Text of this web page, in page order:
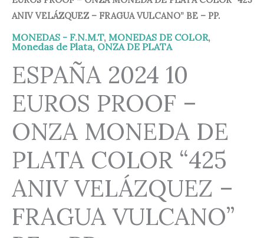
ANIV VELÁZQUEZ – FRAGUA VULCANO” BE – PP.
MONEDAS - F.N.M.T, MONEDAS DE COLOR,
Monedas de Plata, ONZA DE PLATA
ESPAÑA 2024 10
EUROS PROOF –
ONZA MONEDA DE
PLATA COLOR “425
ANIV VELÁZQUEZ –
FRAGUA VULCANO”